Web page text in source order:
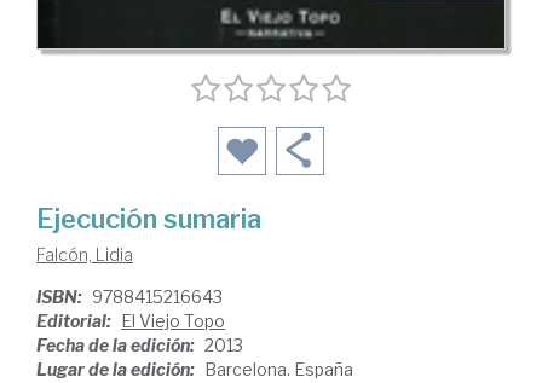
Ejecución sumaria
Falcón, Lidia
ISBN: 9788415216643
Editorial: El Viejo Topo
Fecha de la edición: 2013
Lugar de la edición: Barcelona. España